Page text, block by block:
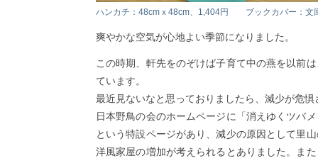
ハンカチ：48cmｘ48cm、1,404円 ブックカバー：文
爽やかな空気が心地よい季節になりました。
この時期、軒先をのぞけば子育て中の燕を以前
ています。
最近見ないなと思っておりましたら、減少が危
日本野鳥の会のホームページに「消えゆくツバ
という特設ページがあり、減少の原因として里
洋風家屋の増加が考えられるとありました。ま